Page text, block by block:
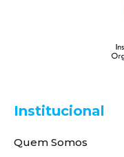
Institucional
Quem Somos